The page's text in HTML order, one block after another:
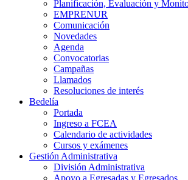
Planificación, Evaluación y
EMPRENUR
Comunicación
Novedades
Agenda
Convocatorias
Campañas
Llamados
Resoluciones de interés
Bedelía
Portada
Ingreso a FCEA
Calendario de actividades
Cursos y exámenes
Gestión Administrativa
División Administrativa
Apoyo a Egresadas y Egresados